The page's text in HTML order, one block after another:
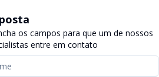
os campos para que um de nossos
entre em contato